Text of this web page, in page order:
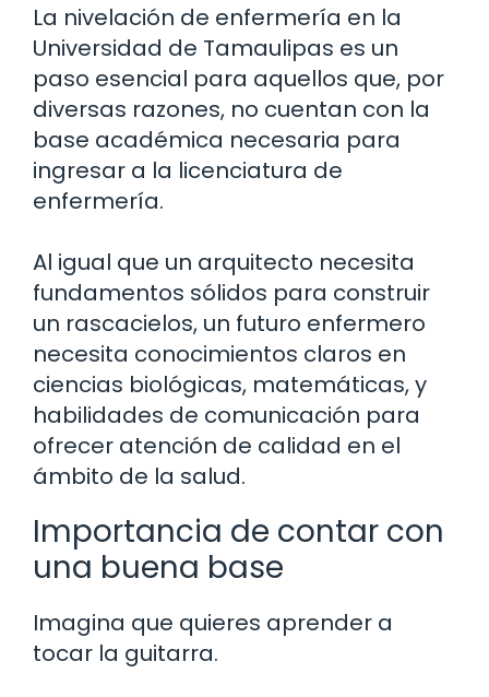
La nivelación de enfermería en la
Universidad de Tamaulipas es un
paso esencial para aquellos que, por
diversas razones, no cuentan con la
base académica necesaria para
ingresar a la licenciatura de
enfermería.
Al igual que un arquitecto necesita
fundamentos sólidos para construir
un rascacielos, un futuro enfermero
necesita conocimientos claros en
ciencias biológicas, matemáticas, y
habilidades de comunicación para
ofrecer atención de calidad en el
ámbito de la salud.
Importancia de contar con
una buena base
Imagina que quieres aprender a
tocar la guitarra.